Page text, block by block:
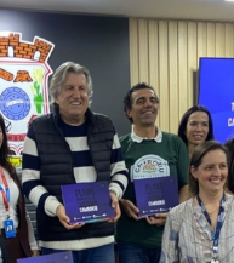
concerto “Rock ao Piano”